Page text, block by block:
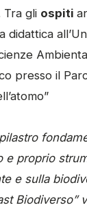
Tra gli ospiti
presso il
e proprio
e sulla
Biodiverso”